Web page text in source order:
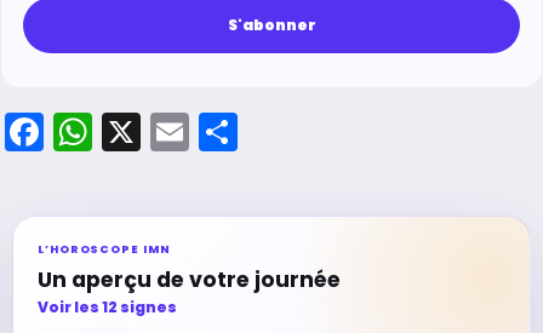
Facebook
WhatsApp
X Email
L’HOROSCOPE IMN
Un aperçu de votre journée
Voir les 12 signes